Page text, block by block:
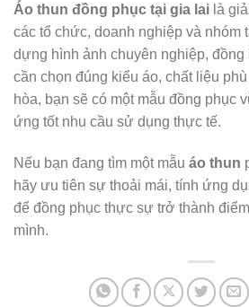
Áo thun đồng phục tại gia lai là
các tổ chức, doanh nghiệp và nhóm
dựng hình ảnh chuyên nghiệp,
cần chọn đúng kiểu áo, chất liệu
hòa, bạn sẽ có một mẫu đồng phục
ứng tốt nhu cầu sử dụng thực tế.
Nếu bạn đang tìm một mẫu áo thun
hãy ưu tiên sự thoải mái, tính ứng
để đồng phục thực sự trở thành
mình.